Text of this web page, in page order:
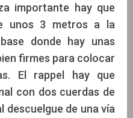
importante hay que
unos 3 metros a la
donde hay unas
firmes para colocar
El rappel hay que
con dos cuerdas de
descuelgue de una vía